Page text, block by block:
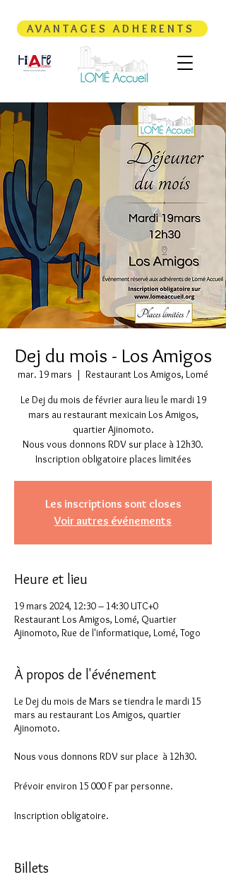
AVANTAGES ADHERENTS
Dej du mois - Los Amigos
mar. 19 mars
  |
Restaurant Los Amigos, Lomé
Le Dej du mois de février aura lieu le mardi 19
mars au restaurant mexicain Los Amigos,
quartier Ajinomoto.
Nous vous donnons RDV sur place à 12h30.
Inscription obligatoire places limitées
Les inscriptions sont closes
Voir autres événements
Heure et lieu
19 mars 2024, 12:30 – 14:30 UTC+0
Restaurant Los Amigos, Lomé, Quartier
Ajinomoto, Rue de l'informatique, Lomé, Togo
À propos de l'événement
Le Dej du mois de Mars se tiendra le mardi 15
mars au restaurant Los Amigos, quartier
Ajinomoto.
Nous vous donnons RDV sur place à 12h30.
Prévoir environ 15 000 F par personne.
Inscription obligatoire.
Billets